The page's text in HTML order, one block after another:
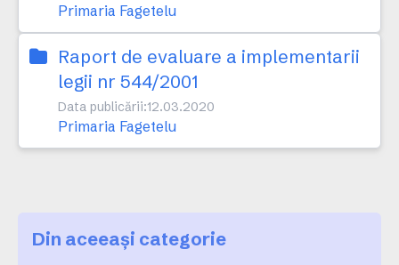
Primaria Fagetelu
Raport de evaluare a implementarii
legii nr 544/2001
Data publicării:12.03.2020
Primaria Fagetelu
Din aceeași categorie